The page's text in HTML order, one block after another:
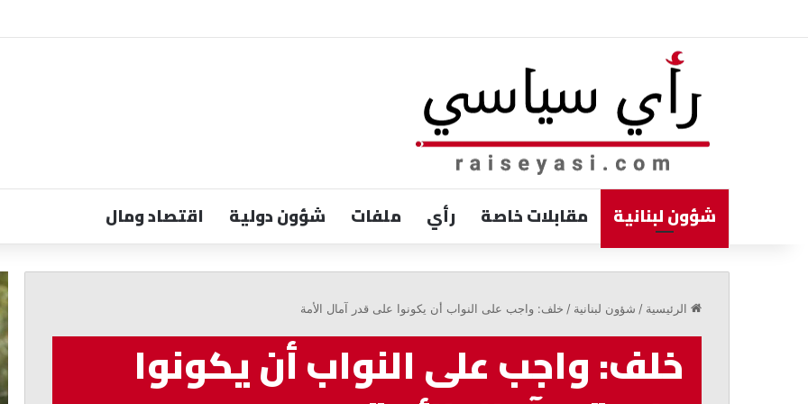
شؤون لبنانية مقابلات خاصة رأي ملفات شؤون دولية اقتصاد ومال
الرئيسية / شؤون لبنانية / خلف: واجب على النواب أن يكونوا على قدر آمال الأمة
خلف: واجب على النواب أن يكونوا
لتوسعة
المرفأ
قبل
حل
لن
يعود
إلى
الوراء